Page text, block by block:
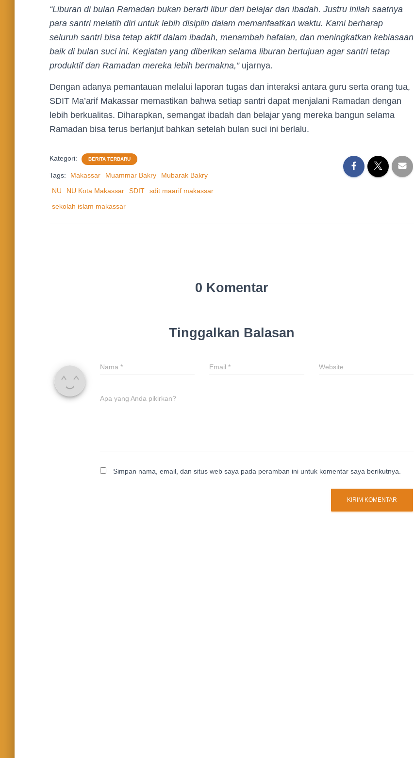
“Liburan di bulan Ramadan bukan berarti libur dari belajar dan ibadah. Justru inilah saatnya
para santri melatih diri untuk lebih disiplin dalam memanfaatkan waktu. Kami berharap
seluruh santri bisa tetap aktif dalam ibadah, menambah hafalan, dan meningkatkan kebiasaan
baik di bulan suci ini. Kegiatan yang diberikan selama liburan bertujuan agar santri tetap
produktif dan Ramadan mereka lebih bermakna,”ujarnya.
Dengan adanya pemantauan melalui laporan tugas dan interaksi antara guru serta orang tua,
SDIT Ma’arif Makassar memastikan bahwa setiap santri dapat menjalani Ramadan dengan
lebih berkualitas. Diharapkan, semangat ibadah dan belajar yang mereka bangun selama
Ramadan bisa terus berlanjut bahkan setelah bulan suci ini berlalu.
Kategori: BERITA TERBARU
Tags: Makassar Muammar Bakry
Mubarak Bakry
NU
NU Kota Makassar SDIT
sdit maarif makassar
sekolah islam makassar
0 Komentar
Tinggalkan Balasan
Nama * Email* Website
Apa yang Anda pikirkan?
Simpan nama, email, dan situs web saya pada peramban ini untuk komentar saya berikutnya.